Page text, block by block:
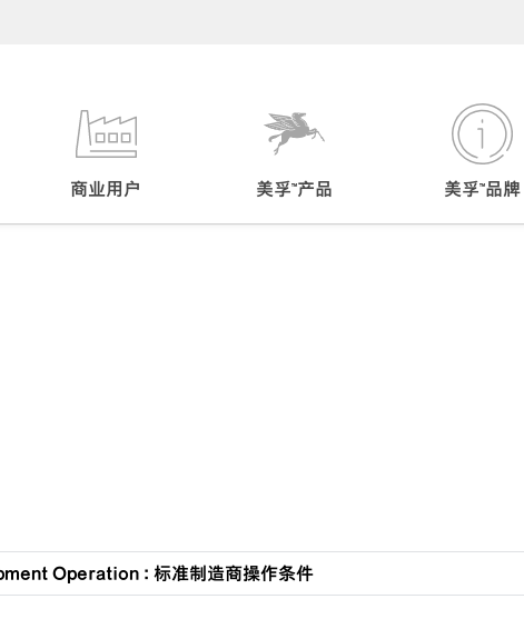
商业用户 美孚™产品 美孚™品牌
Operation : 标准制造商操作条件